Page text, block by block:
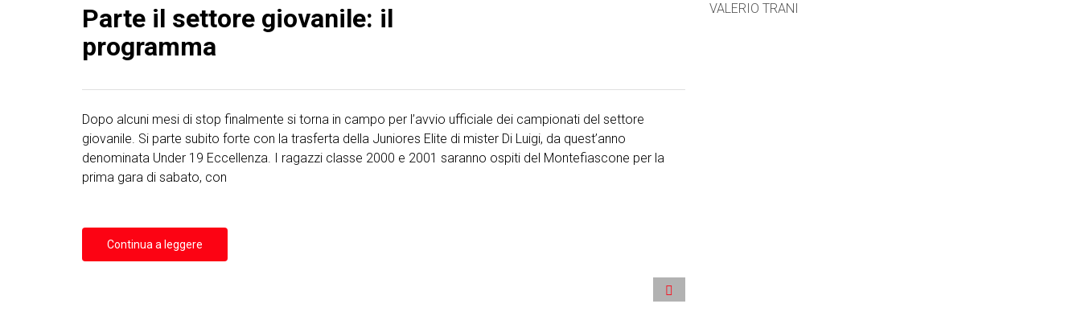
Parte il settore giovanile: il
programma
Dopo alcuni mesi di stop finalmente si torna in campo per l’avvio ufficiale dei campionati del settore
giovanile. Si parte subito forte con la trasferta della Juniores Elite di mister Di Luigi, da quest’anno
denominata Under 19 Eccellenza. I ragazzi classe 2000 e 2001 saranno ospiti del Montefiascone per la
prima gara di sabato, con
Continua a leggere
VALERIO TRANI